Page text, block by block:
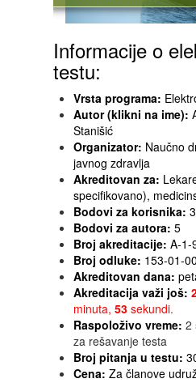
Informacije o
testu:
Vrsta programa:
Autor (klikni na ime):
Stanišić
Organizator: Naučno
javnog zdravlja
Akreditovan za:
specifikovano),
Bodovi za korisnika: 3
Bodovi za autora: 5
Broj akreditacije: A-1-
Broj odluke: 153-01-
Akreditovan dana:
Akreditacija važi još:
minuta, 53 sekundi.
Raspoloživo vreme: 2
za rešavanje testa
Broj pitanja u testu:
Cena: Za članove